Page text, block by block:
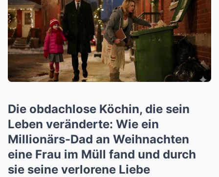
Die obdachlose Köchin, die sein
Leben veränderte: Wie ein
Millionärs-Dad an Weihnachten
eine Frau im Müll fand und durch
sie seine verlorene Liebe